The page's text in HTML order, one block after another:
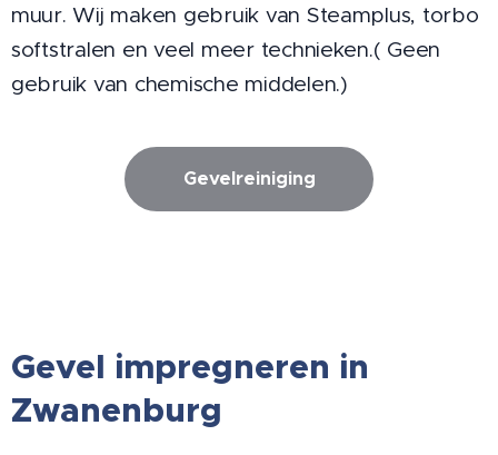
muur. Wij maken gebruik van Steamplus, torbo
softstralen en veel meer technieken.( Geen
gebruik van chemische middelen.)
Gevelreiniging
Gevel impregneren in
Zwanenburg